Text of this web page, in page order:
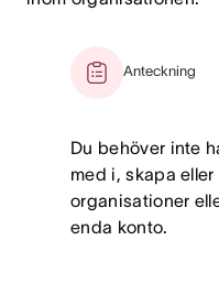
Anteckning
Du behöver inte
med i, skapa
organisationer
enda konto.